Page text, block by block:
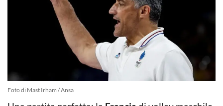
Foto di Mast Irham / Ansa